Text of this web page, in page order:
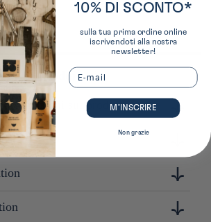
ce produit
sul produttore
les bases de la brasserie Kato Shuzo et
Shuzo est principalement connue
qui a développé la levure "Ogawa",
10ᵉ levure par l'Association japonaise de
la lumière et de la chaleur. Après
10% DI SCONTO*
sulla tua prima ordine online
iscrivendoti alla nostra
newsletter!
Email
M’INSCRIRE
Non grazie